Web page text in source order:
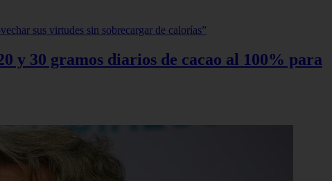
y 30 gramos diarios de cacao al 100% para